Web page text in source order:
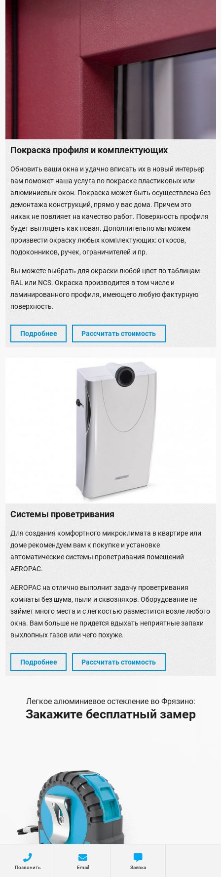
Покраска профиля и комплектующих
Обновить ваши окна и удачно вписать их в новый интерьер
вам поможет наша услуга по покраске пластиковых или
алюминиевых окон. Покраска может быть осуществлена без
демонтажа конструкций, прямо у вас дома. Причем это
никак не повлияет на качество работ. Поверхность профиля
будет выглядеть как новая. Дополнительно мы можем
произвести окраску любых комплектующих: откосов,
подоконников, ручек, ограничителей и пр.
Вы можете выбрать для окраски любой цвет по таблицам
RAL или NCS. Окраска производится в том числе и
ламинированного профиля, имеющего любую фактурную
поверхность.
Подробнее Рассчитать стоимость
Системы проветривания
Для создания комфортного микроклимата в квартире или
доме рекомендуем вам к покупке и установке
автоматические системы проветривания помещений
AEROPAC.
AEROPAC на отлично выполнит задачу проветривания
комнаты без шума, пыли и сквозняков. Оборудование не
займет много места и с легкостью разместится возле любого
окна. Вам больше не придется вдыхать неприятные запахи
выхлопных газов или чего похуже.
Подробнее Рассчитать стоимость
Легкое алюминиевое остекление во Фрязино:
Закажите бесплатный замер
Позвонить Email Заявка